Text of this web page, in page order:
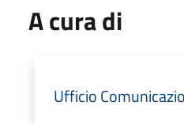
A cura di
Ufficio